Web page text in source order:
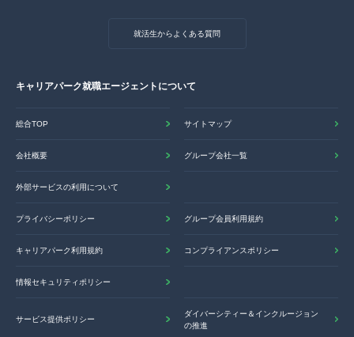
就活生からよくある質問
キャリアパーク就職エージェントについて
総合TOP サイトマップ
会社概要 グループ会社一覧
外部サービスの利用について
プライバシーポリシー グループ会員利用規約
キャリアパーク利用規約 コンプライアンスポリシー
情報セキュリティポリシー
サービス提供ポリシー
ダイバーシティー＆インクルージョン
の推進